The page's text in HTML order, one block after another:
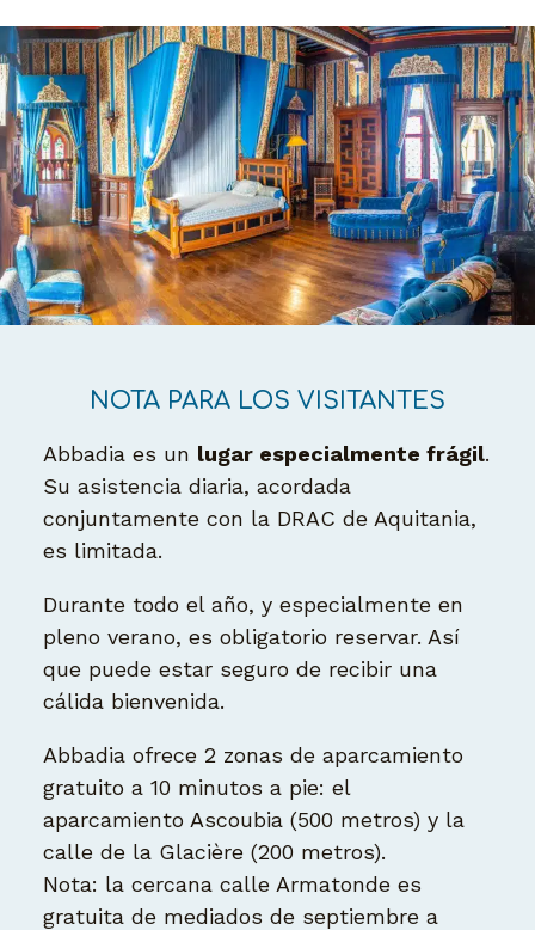
NOTA PARA LOS VISITANTES
Abbadia es un lugar especialmente frágil.
Su asistencia diaria, acordada
conjuntamente con la DRAC de Aquitania,
es limitada.
Durante todo el año, y especialmente en
pleno verano, es obligatorio reservar. Así
que puede estar seguro de recibir una
cálida bienvenida.
Abbadia ofrece 2 zonas de aparcamiento
gratuito a 10 minutos a pie: el
aparcamiento Ascoubia (500 metros) y la
calle de la Glacière (200 metros).
Nota: la cercana calle Armatonde es
gratuita de mediados de septiembre a